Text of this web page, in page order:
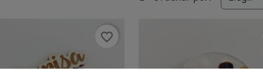
favorite_border